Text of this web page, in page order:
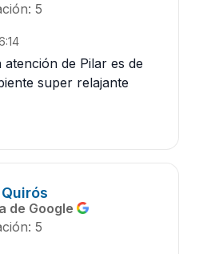
5
atención de Pilar es de
super relajante
de Google
5